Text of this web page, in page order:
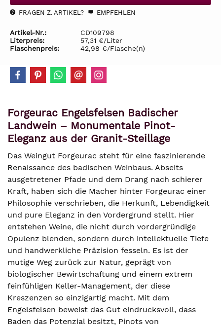
FRAGEN Z. ARTIKEL? EMPFEHLEN
Artikel-Nr.:
CD109798
Literpreis:
57,31 €/Liter
Flaschenpreis:
42,98 €/Flasche(n)
Forgeurac Engelsfelsen Badischer
Landwein – Monumentale Pinot-
Eleganz aus der Granit-Steillage
Das Weingut Forgeurac steht für eine faszinierende
Renaissance des badischen Weinbaus. Abseits
ausgetretener Pfade und dem Drang nach schierer
Kraft, haben sich die Macher hinter Forgeurac einer
Philosophie verschrieben, die Herkunft, Lebendigkeit
und pure Eleganz in den Vordergrund stellt. Hier
entstehen Weine, die nicht durch vordergründige
Opulenz blenden, sondern durch intellektuelle Tiefe
und handwerkliche Präzision fesseln. Es ist der
mutige Weg zurück zur Natur, geprägt von
biologischer Bewirtschaftung und einem extrem
feinfühligen Keller-Management, der diese
Kreszenzen so einzigartig macht. Mit dem
Engelsfelsen beweist das Gut eindrucksvoll, dass
Baden das Potenzial besitzt, Pinots von